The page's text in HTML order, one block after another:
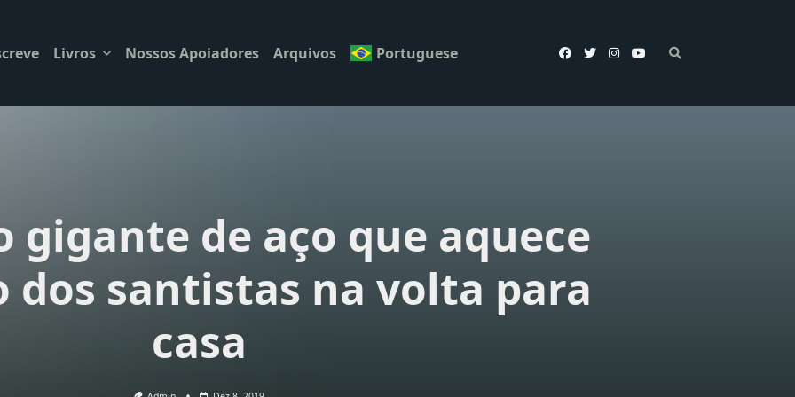
Livros Nossos Apoiadores Arquivos Portuguese
gigante de aço que aquece
dos santistas na volta para
casa